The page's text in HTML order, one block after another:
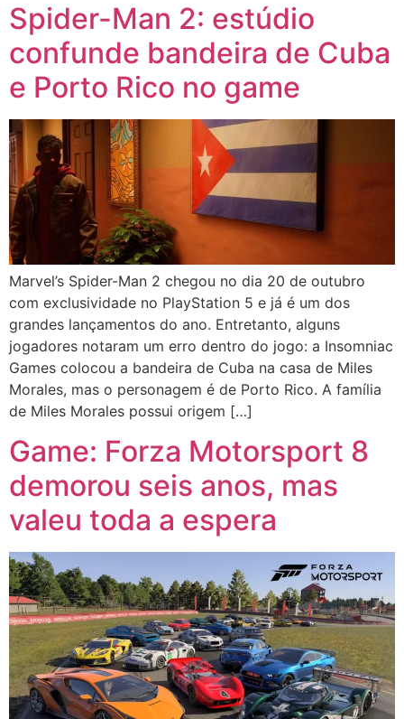
Spider-Man 2: estúdio
confunde bandeira de Cuba
e Porto Rico no game
Marvel’s Spider-Man 2 chegou no dia 20 de outubro
com exclusividade no PlayStation 5 e já é um dos
grandes lançamentos do ano. Entretanto, alguns
jogadores notaram um erro dentro do jogo: a Insomniac
Games colocou a bandeira de Cuba na casa de Miles
Morales, mas o personagem é de Porto Rico. A família
de Miles Morales possui origem […]
Game: Forza Motorsport 8
demorou seis anos, mas
valeu toda a espera